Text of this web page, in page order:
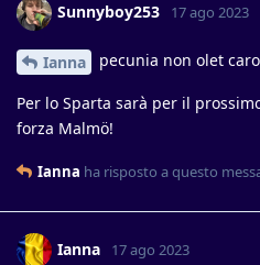
Sunnyboy253 17 ago 2023
Ianna pecunia non olet
Per lo Sparta sarà per il
forza Malmö!
Ianna ha risposto a questo
Ianna 17 ago 2023